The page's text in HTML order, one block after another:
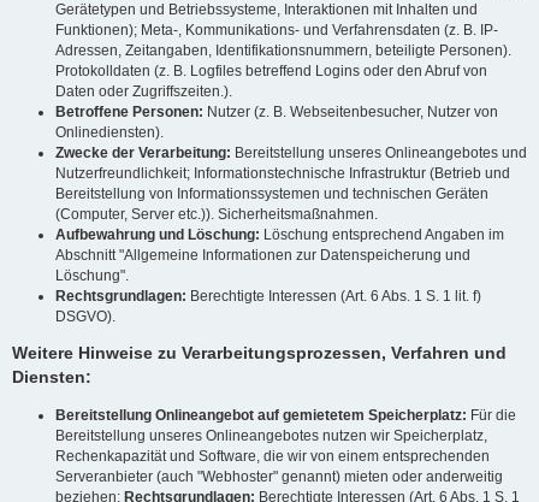
Gerätetypen und Betriebssysteme, Interaktionen mit Inhalten und
Funktionen); Meta-, Kommunikations- und Verfahrensdaten (z. B. IP-
Adressen, Zeitangaben, Identifikationsnummern, beteiligte Personen).
Protokolldaten (z. B. Logfiles betreffend Logins oder den Abruf von
Daten oder Zugriffszeiten.).
Betroffene Personen: Nutzer (z. B. Webseitenbesucher, Nutzer von
Onlinediensten).
Zwecke der Verarbeitung: Bereitstellung unseres Onlineangebotes und
Nutzerfreundlichkeit; Informationstechnische Infrastruktur (Betrieb und
Bereitstellung von Informationssystemen und technischen Geräten
(Computer, Server etc.)). Sicherheitsmaßnahmen.
Aufbewahrung und Löschung: Löschung entsprechend Angaben im
Abschnitt "Allgemeine Informationen zur Datenspeicherung und
Löschung".
Rechtsgrundlagen: Berechtigte Interessen (Art. 6 Abs. 1 S. 1 lit. f)
DSGVO).
Weitere Hinweise zu Verarbeitungsprozessen, Verfahren und
Diensten:
Bereitstellung Onlineangebot auf gemietetem Speicherplatz: Für die
Bereitstellung unseres Onlineangebotes nutzen wir Speicherplatz,
Rechenkapazität und Software, die wir von einem entsprechenden
Serveranbieter (auch "Webhoster" genannt) mieten oder anderweitig
beziehen; Rechtsgrundlagen: Berechtigte Interessen (Art. 6 Abs. 1 S. 1